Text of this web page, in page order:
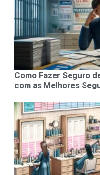
Como Fazer Seguro
com as Melhores